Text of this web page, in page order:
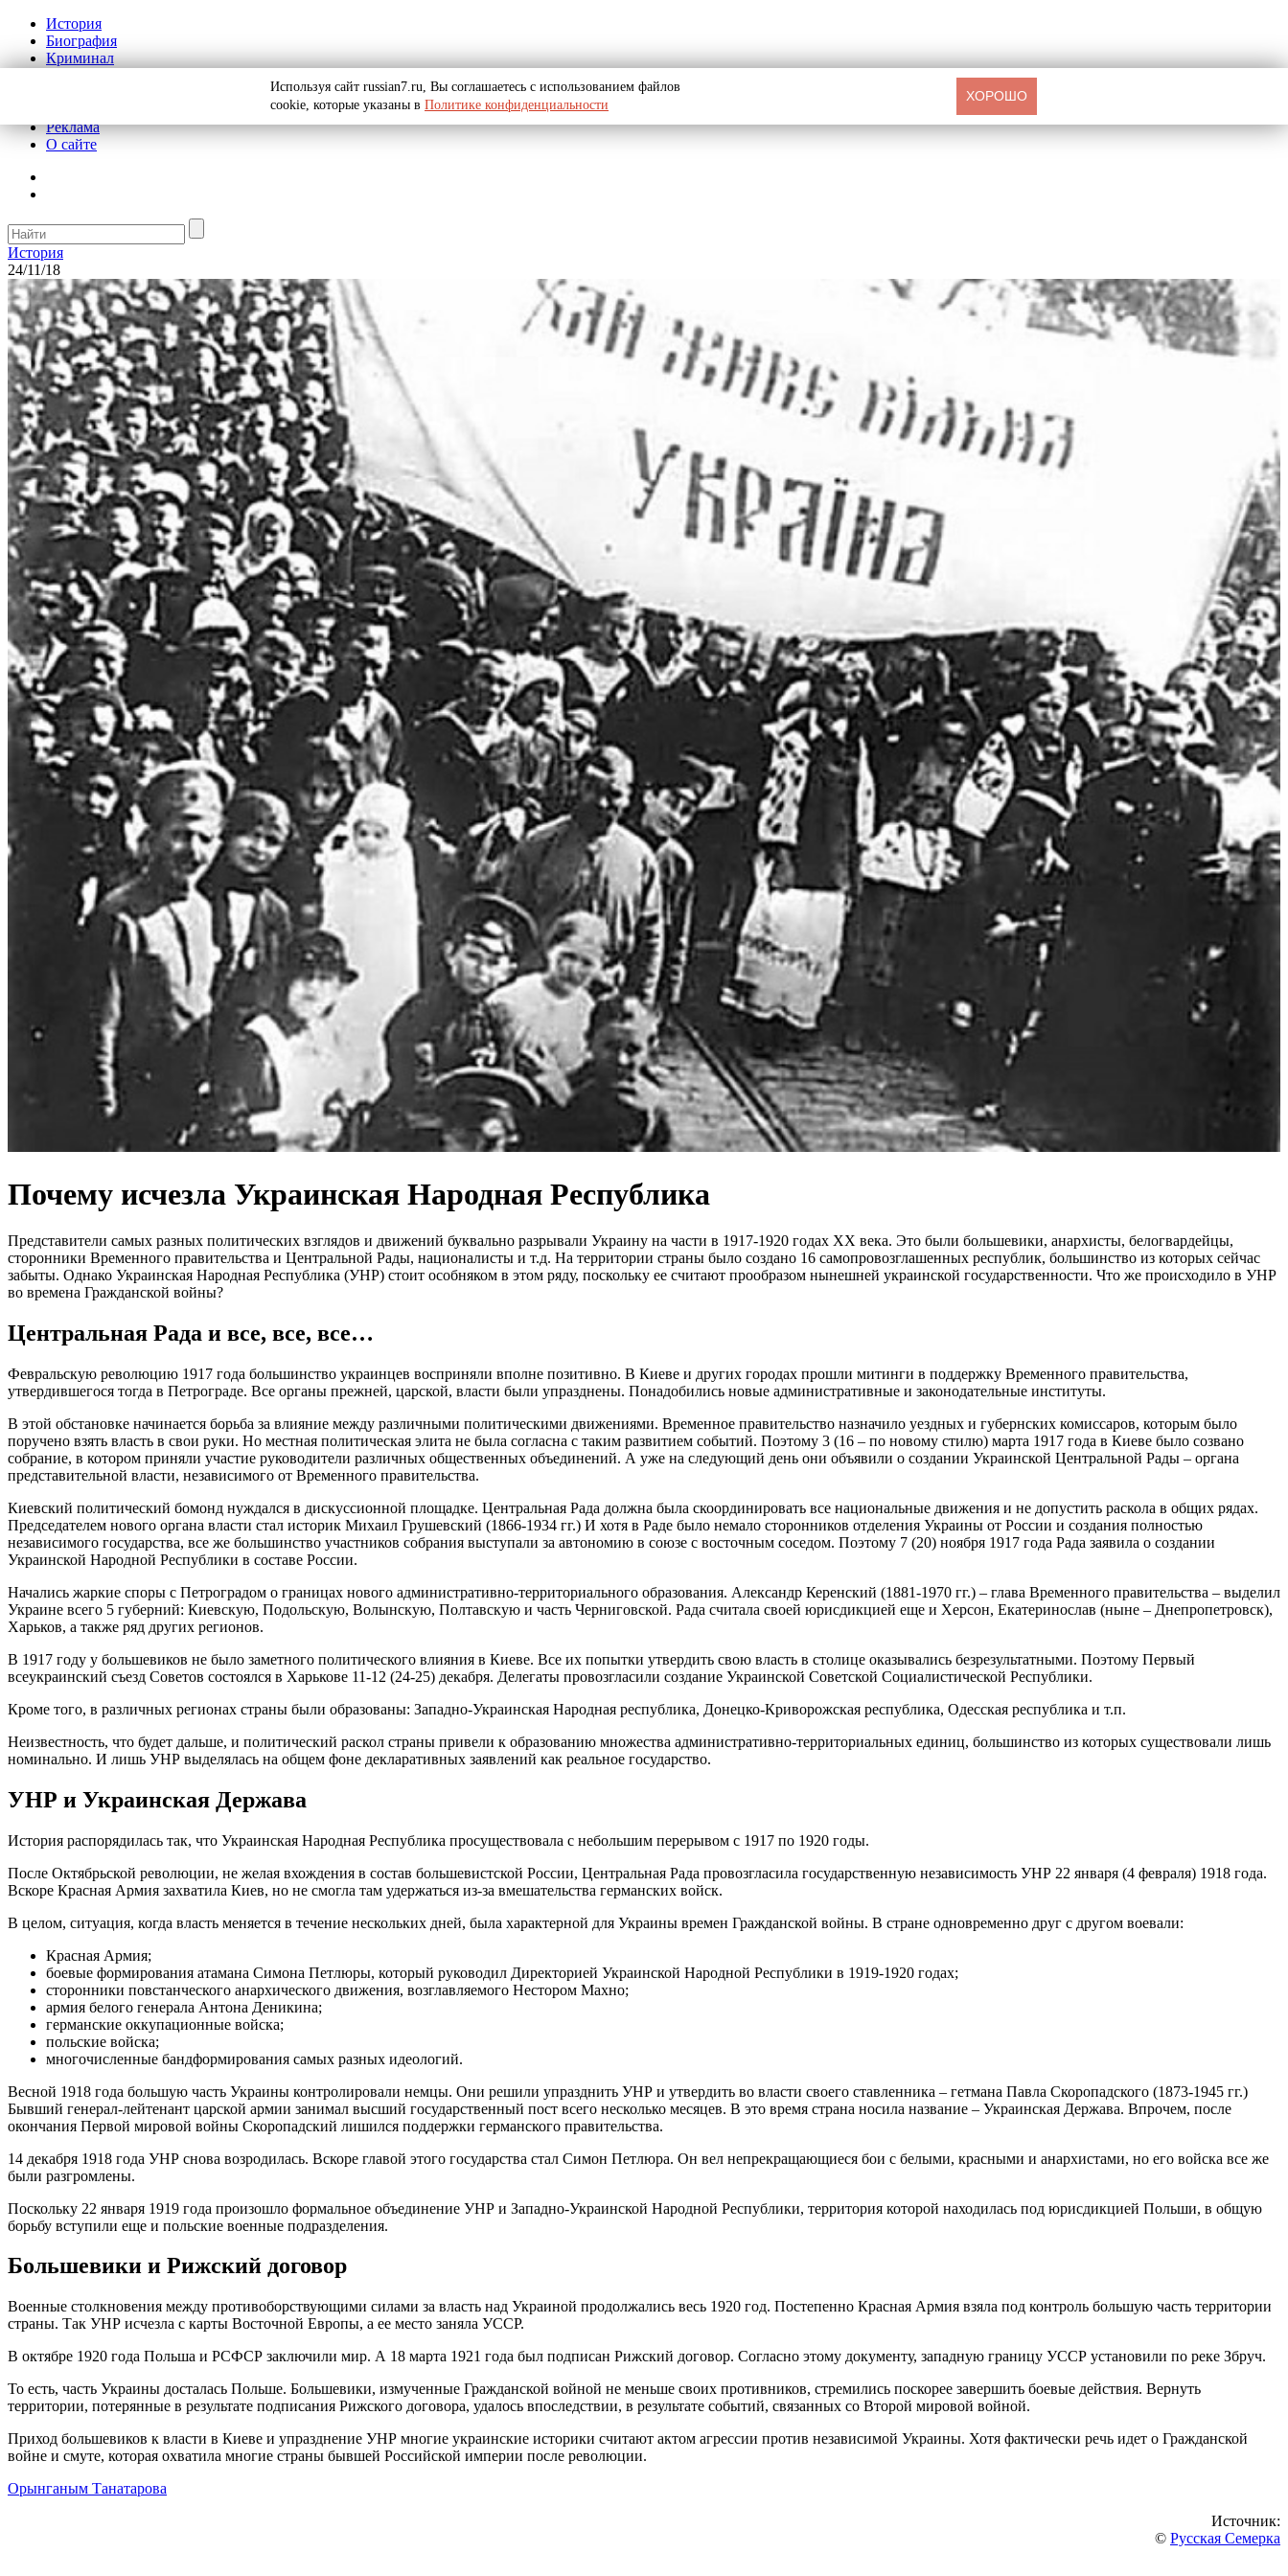
История
Биография
Криминал
Реклама
О сайте
История
24/11/18
Почему исчезла Украинская Народная Республика
Представители самых разных политических взглядов и движений буквально разрывали Украину на части в 1917-1920 годах ХХ века. Это были большевики, анархисты, белогвардейцы,
сторонники Временного правительства и Центральной Рады, националисты и т.д. На территории страны было создано 16 самопровозглашенных республик, большинство из которых сейчас
забыты. Однако Украинская Народная Республика (УНР) стоит особняком в этом ряду, поскольку ее считают прообразом нынешней украинской государственности. Что же происходило в УНР
во времена Гражданской войны?
Центральная Рада и все, все, все…
Февральскую революцию 1917 года большинство украинцев восприняли вполне позитивно. В Киеве и других городах прошли митинги в поддержку Временного правительства,
утвердившегося тогда в Петрограде. Все органы прежней, царской, власти были упразднены. Понадобились новые административные и законодательные институты.
В этой обстановке начинается борьба за влияние между различными политическими движениями. Временное правительство назначило уездных и губернских комиссаров, которым было
поручено взять власть в свои руки. Но местная политическая элита не была согласна с таким развитием событий. Поэтому 3 (16 – по новому стилю) марта 1917 года в Киеве было созвано
собрание, в котором приняли участие руководители различных общественных объединений. А уже на следующий день они объявили о создании Украинской Центральной Рады – органа
представительной власти, независимого от Временного правительства.
Киевский политический бомонд нуждался в дискуссионной площадке. Центральная Рада должна была скоординировать все национальные движения и не допустить раскола в общих рядах.
Председателем нового органа власти стал историк Михаил Грушевский (1866-1934 гг.) И хотя в Раде было немало сторонников отделения Украины от России и создания полностью
независимого государства, все же большинство участников собрания выступали за автономию в союзе с восточным соседом. Поэтому 7 (20) ноября 1917 года Рада заявила о создании
Украинской Народной Республики в составе России.
Начались жаркие споры с Петроградом о границах нового административно-территориального образования. Александр Керенский (1881-1970 гг.) – глава Временного правительства – выделил
Украине всего 5 губерний: Киевскую, Подольскую, Волынскую, Полтавскую и часть Черниговской. Рада считала своей юрисдикцией еще и Херсон, Екатеринослав (ныне – Днепропетровск),
Харьков, а также ряд других регионов.
В 1917 году у большевиков не было заметного политического влияния в Киеве. Все их попытки утвердить свою власть в столице оказывались безрезультатными. Поэтому Первый
всеукраинский съезд Советов состоялся в Харькове 11-12 (24-25) декабря. Делегаты провозгласили создание Украинской Советской Социалистической Республики.
Кроме того, в различных регионах страны были образованы: Западно-Украинская Народная республика, Донецко-Криворожская республика, Одесская республика и т.п.
Неизвестность, что будет дальше, и политический раскол страны привели к образованию множества административно-территориальных единиц, большинство из которых существовали лишь
номинально. И лишь УНР выделялась на общем фоне декларативных заявлений как реальное государство.
УНР и Украинская Держава
История распорядилась так, что Украинская Народная Республика просуществовала с небольшим перерывом с 1917 по 1920 годы.
После Октябрьской революции, не желая вхождения в состав большевистской России, Центральная Рада провозгласила государственную независимость УНР 22 января (4 февраля) 1918 года.
Вскоре Красная Армия захватила Киев, но не смогла там удержаться из-за вмешательства германских войск.
В целом, ситуация, когда власть меняется в течение нескольких дней, была характерной для Украины времен Гражданской войны. В стране одновременно друг с другом воевали:
Красная Армия;
боевые формирования атамана Симона Петлюры, который руководил Директорией Украинской Народной Республики в 1919-1920 годах;
сторонники повстанческого анархического движения, возглавляемого Нестором Махно;
армия белого генерала Антона Деникина;
германские оккупационные войска;
польские войска;
многочисленные бандформирования самых разных идеологий.
Весной 1918 года большую часть Украины контролировали немцы. Они решили упразднить УНР и утвердить во власти своего ставленника – гетмана Павла Скоропадского (1873-1945 гг.)
Бывший генерал-лейтенант царской армии занимал высший государственный пост всего несколько месяцев. В это время страна носила название – Украинская Держава. Впрочем, после
окончания Первой мировой войны Скоропадский лишился поддержки германского правительства.
14 декабря 1918 года УНР снова возродилась. Вскоре главой этого государства стал Симон Петлюра. Он вел непрекращающиеся бои с белыми, красными и анархистами, но его войска все же
были разгромлены.
Поскольку 22 января 1919 года произошло формальное объединение УНР и Западно-Украинской Народной Республики, территория которой находилась под юрисдикцией Польши, в общую
борьбу вступили еще и польские военные подразделения.
Большевики и Рижский договор
Военные столкновения между противоборствующими силами за власть над Украиной продолжались весь 1920 год. Постепенно Красная Армия взяла под контроль большую часть территории
страны. Так УНР исчезла с карты Восточной Европы, а ее место заняла УССР.
В октябре 1920 года Польша и РСФСР заключили мир. А 18 марта 1921 года был подписан Рижский договор. Согласно этому документу, западную границу УССР установили по реке Збруч.
То есть, часть Украины досталась Польше. Большевики, измученные Гражданской войной не меньше своих противников, стремились поскорее завершить боевые действия. Вернуть
территории, потерянные в результате подписания Рижского договора, удалось впоследствии, в результате событий, связанных со Второй мировой войной.
Приход большевиков к власти в Киеве и упразднение УНР многие украинские историки считают актом агрессии против независимой Украины. Хотя фактически речь идет о Гражданской
войне и смуте, которая охватила многие страны бывшей Российской империи после революции.
Орынганым Танатарова
Источник:
© Русская Семерка
Используя сайт russian7.ru, Вы соглашаетесь с использованием файлов
cookie, которые указаны в Политике конфиденциальности
ХОРОШО